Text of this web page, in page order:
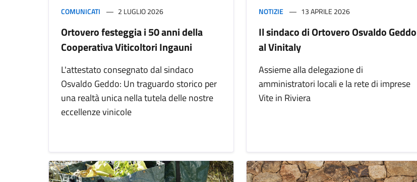
COMUNICATI 2 LUGLIO 2026
Ortovero festeggia i 50 anni della
Cooperativa Viticoltori Ingauni
L'attestato consegnato dal sindaco
Osvaldo Geddo: Un traguardo storico per
una realtà unica nella tutela delle nostre
eccellenze vinicole
NOTIZIE 13 APRILE 2026
Il sindaco di Ortovero Osvaldo Geddo
al Vinitaly
Assieme alla delegazione di
amministratori locali e la rete di imprese
Vite in Riviera